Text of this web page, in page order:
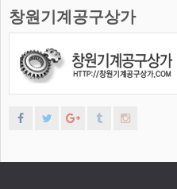
창원기계공구상가